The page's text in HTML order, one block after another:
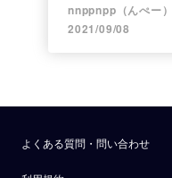
nnppnpp（んぺー）
2021/09/08
よくある質問・問い合わせ